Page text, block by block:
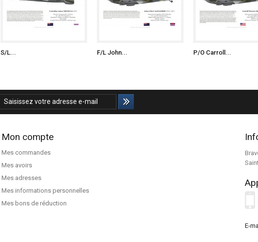
S/L... F/L John... P/O Carroll...
Mon compte
Mes commandes
Mes avoirs
Mes adresses
Mes informations personnelles
Mes bons de réduction
E-